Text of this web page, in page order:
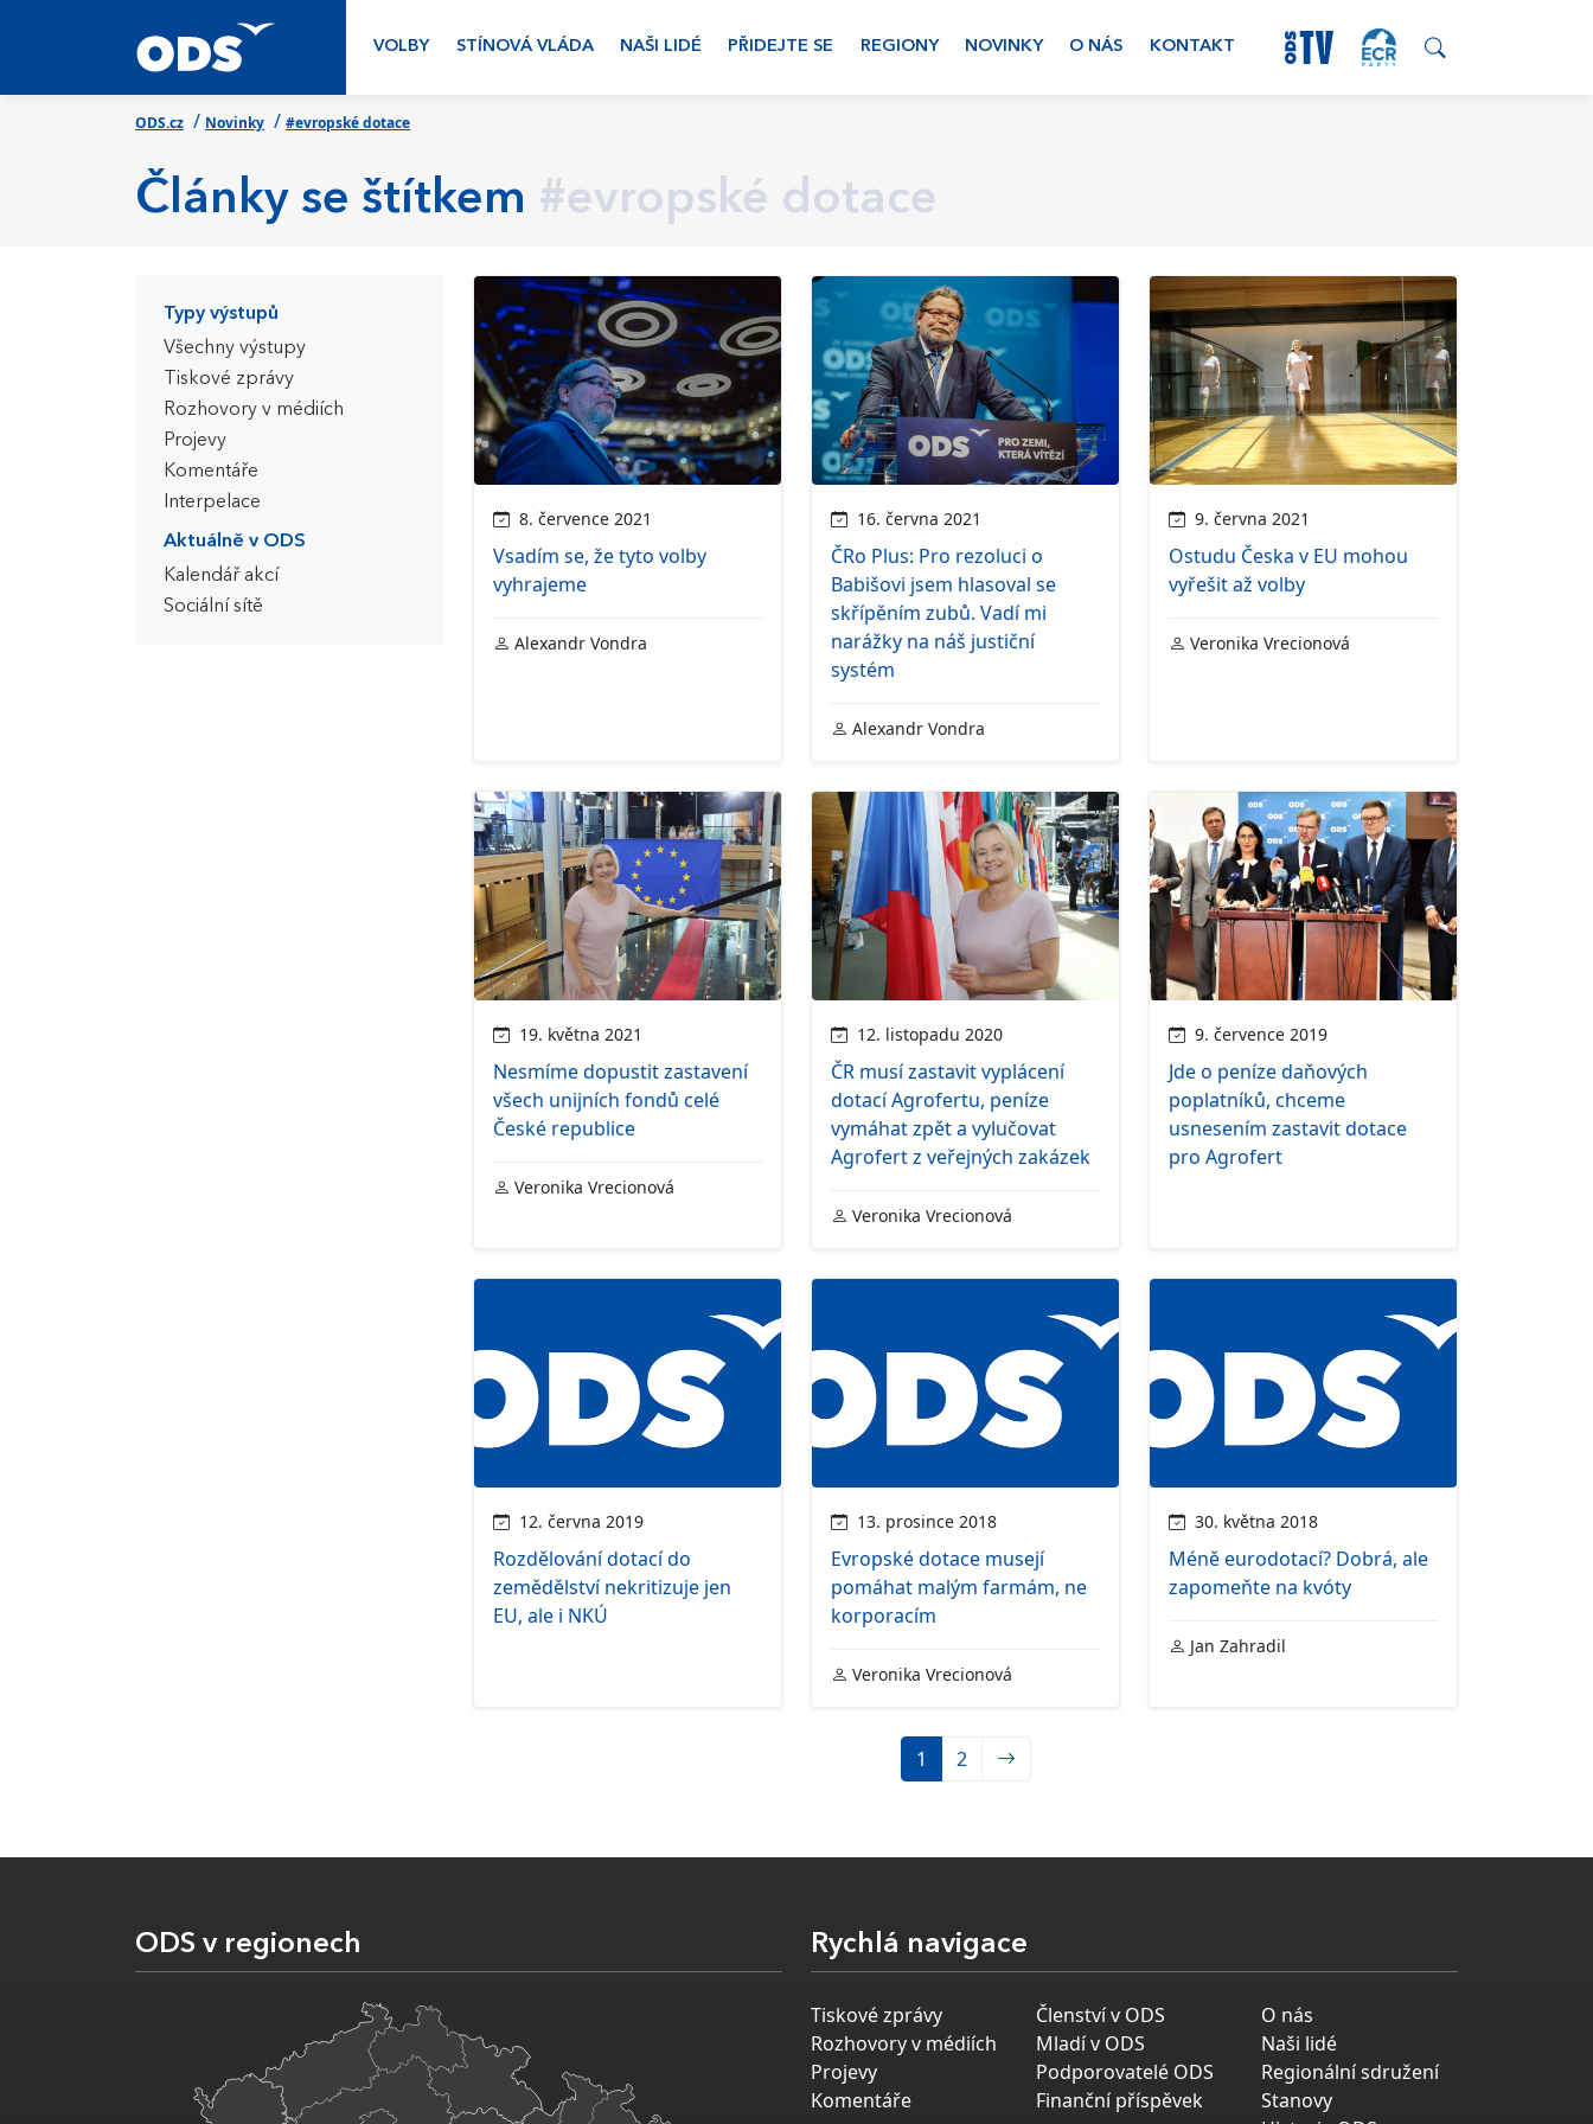
VOLBY STÍNOVÁ VLÁDA NAŠI LIDÉ PŘIDEJTE SE REGIONY NOVINKY O NÁS KONTAKT
ODS.cz / Novinky / #evropské dotace
Články se štítkem #evropské dotace
Typy výstupů
Všechny výstupy
Tiskové zprávy
Rozhovory v médiích
Projevy
Komentáře
Interpelace
Aktuálně v ODS
Kalendář akcí
Sociální sítě
8. července 2021
Vsadím se, že tyto volby
vyhrajeme
Alexandr Vondra
16. června 2021
ČRo Plus: Pro rezoluci o
Babišovi jsem hlasoval se
skřípěním zubů. Vadí mi
narážky na náš justiční
systém
Alexandr Vondra
9. června 2021
Ostudu Česka v EU mohou
vyřešit až volby
Veronika Vrecionová
19. května 2021
Nesmíme dopustit zastavení
všech unijních fondů celé
České republice
Veronika Vrecionová
12. listopadu 2020
ČR musí zastavit vyplácení
dotací Agrofertu, peníze
vymáhat zpět a vylučovat
Agrofert z veřejných zakázek
Veronika Vrecionová
9. července 2019
Jde o peníze daňových
poplatníků, chceme
usnesením zastavit dotace
pro Agrofert
12. června 2019
Rozdělování dotací do
zemědělství nekritizuje jen
EU, ale i NKÚ
13. prosince 2018
Evropské dotace musejí
pomáhat malým farmám, ne
korporacím
Veronika Vrecionová
30. května 2018
Méně eurodotací? Dobrá, ale
zapomeňte na kvóty
Jan Zahradil
1 2
ODS v regionech Rychlá navigace
Tiskové zprávy
Rozhovory v médiích
Projevy
Komentáře
Členství v ODS
Mladí v ODS
Podporovatelé ODS
Finanční příspěvek
O nás
Naši lidé
Regionální sdružení
Stanovy